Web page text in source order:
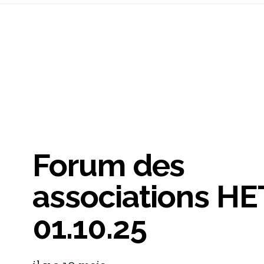
Forum des
associations
01.10.25